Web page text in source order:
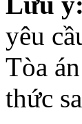
yêu
Tòa
thức